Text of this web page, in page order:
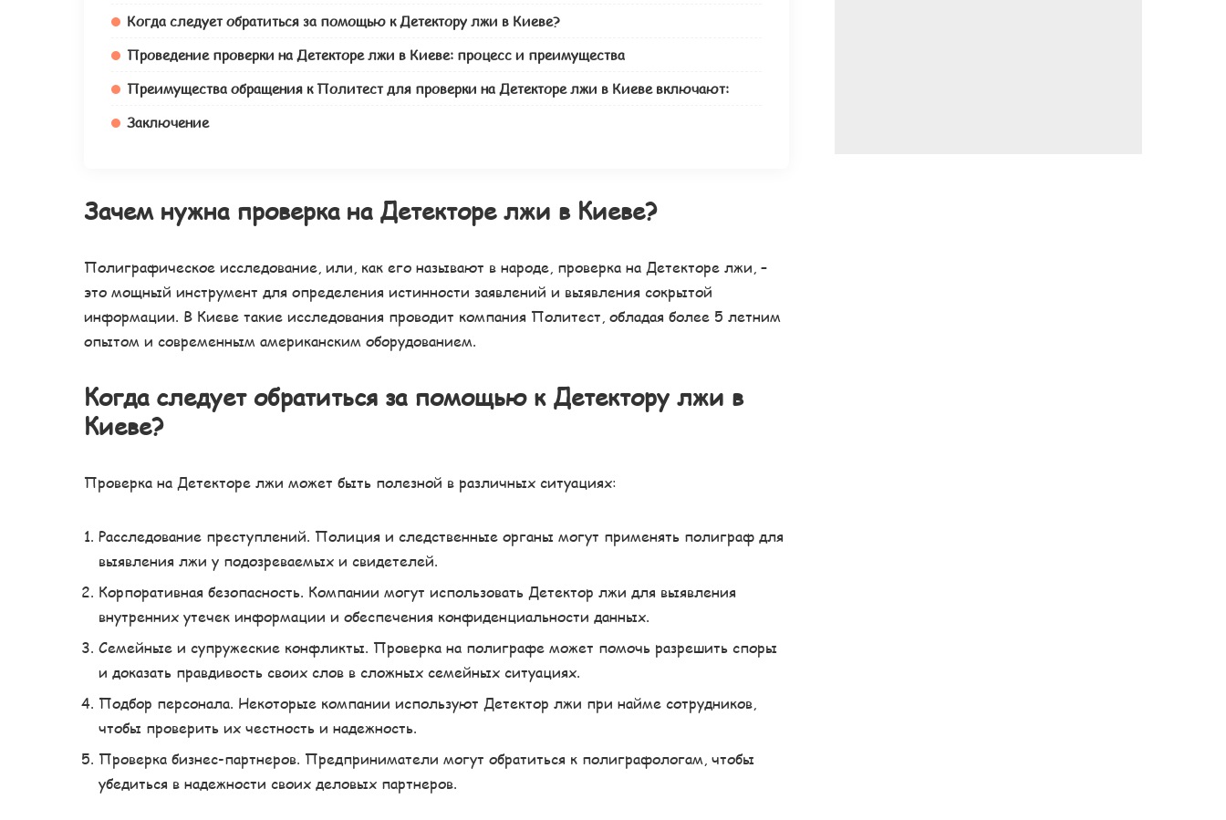
Когда следует обратиться за помощью к Детектору лжи в Киеве?
Проведение проверки на Детекторе лжи в Киеве: процесс и преимущества
Преимущества обращения к Политест для проверки на Детекторе лжи в Киеве включают:
Заключение
Зачем нужна проверка на Детекторе лжи в Киеве?
Полиграфическое исследование, или, как его называют в народе, проверка на Детекторе лжи, –
это мощный инструмент для определения истинности заявлений и выявления сокрытой
информации. В Киеве такие исследования проводит компания Политест, обладая более 5 летним
опытом и современным американским оборудованием.
Когда следует обратиться за помощью к Детектору лжи в
Киеве?
Проверка на Детекторе лжи может быть полезной в различных ситуациях:
Расследование преступлений. Полиция и следственные органы могут применять полиграф для
выявления лжи у подозреваемых и свидетелей.
Корпоративная безопасность. Компании могут использовать Детектор лжи для выявления
внутренних утечек информации и обеспечения конфиденциальности данных.
Семейные и супружеские конфликты. Проверка на полиграфе может помочь разрешить споры
и доказать правдивость своих слов в сложных семейных ситуациях.
Подбор персонала. Некоторые компании используют Детектор лжи при найме сотрудников,
чтобы проверить их честность и надежность.
Проверка бизнес-партнеров. Предприниматели могут обратиться к полиграфологам, чтобы
убедиться в надежности своих деловых партнеров.